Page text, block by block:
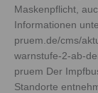
Maskenpflicht,
Informationen
pruem.de/cms/
warnstufe-2-ab-
pruem Der
Standorte